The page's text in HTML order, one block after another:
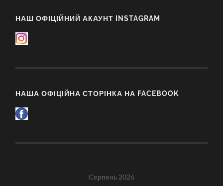
НАШ ОФІЦІЙНИЙ АКАУНТ INSTAGRAM
НАША ОФІЦІЙНА СТОРІНКА НА FACEBOOK
Серпень 2026